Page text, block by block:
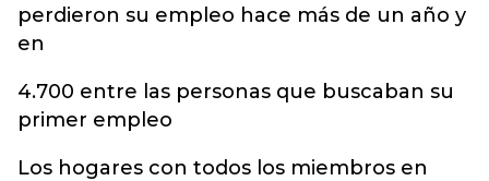
perdieron su empleo hace más de un año y
en
4.700 entre las personas que buscaban su
primer empleo
Los hogares con todos los miembros en